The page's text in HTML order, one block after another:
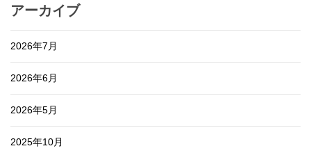
アーカイブ
2026年7月
2026年6月
2026年5月
2025年10月